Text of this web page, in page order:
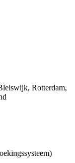
Rotterdam,